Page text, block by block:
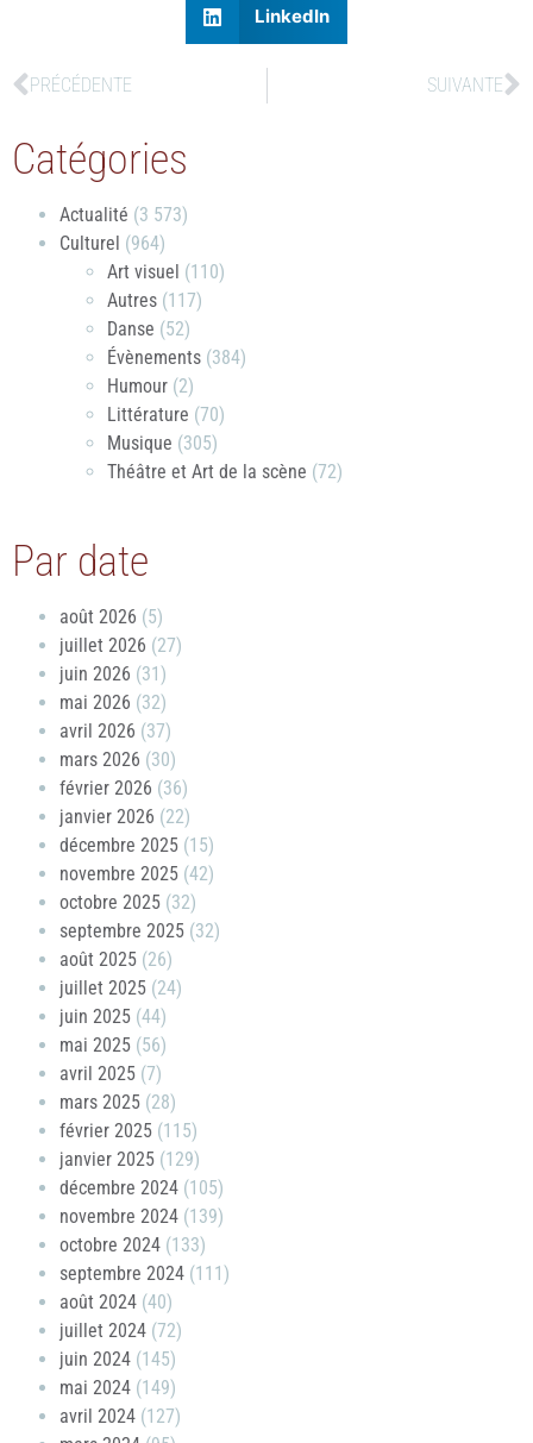
LinkedIn
PRÉCÉDENTE SUIVANTE
Catégories
Actualité (3 573)
Culturel (964)
Art visuel (110)
Autres (117)
Danse (52)
Évènements (384)
Humour (2)
Littérature (70)
Musique (305)
Théâtre et Art de la scène (72)
Par date
août 2026 (5)
juillet 2026 (27)
juin 2026 (31)
mai 2026 (32)
avril 2026 (37)
mars 2026 (30)
février 2026 (36)
janvier 2026 (22)
décembre 2025 (15)
novembre 2025 (42)
octobre 2025 (32)
septembre 2025 (32)
août 2025 (26)
juillet 2025 (24)
juin 2025 (44)
mai 2025 (56)
avril 2025 (7)
mars 2025 (28)
février 2025 (115)
janvier 2025 (129)
décembre 2024 (105)
novembre 2024 (139)
octobre 2024 (133)
septembre 2024 (111)
août 2024 (40)
juillet 2024 (72)
juin 2024 (145)
mai 2024 (149)
avril 2024 (127)